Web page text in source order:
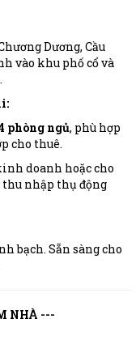
Dương, Cầu
vào khu phố cổ và
phòng ngủ, phù hợp
cho thuê.
doanh hoặc cho
thu nhập thụ động
bạch. Sẵn sàng cho
NHÀ ---